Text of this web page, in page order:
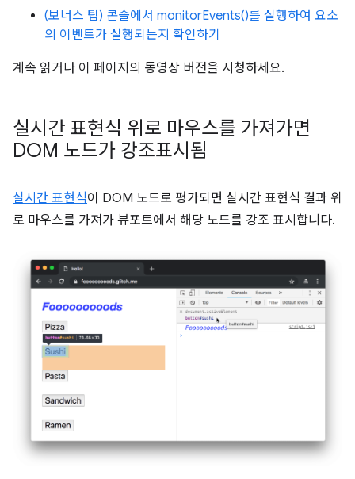
(보너스 팁) 콘솔에서 monitorEvents()를 실행하여 요소
의 이벤트가 실행되는지 확인하기
계속 읽거나 이 페이지의 동영상 버전을 시청하세요.
실시간 표현식 위로 마우스를 가져가면
DOM 노드가 강조표시됨
실시간 표현식이 DOM 노드로 평가되면 실시간 표현식 결과 위
로 마우스를 가져가 뷰포트에서 해당 노드를 강조 표시합니다.